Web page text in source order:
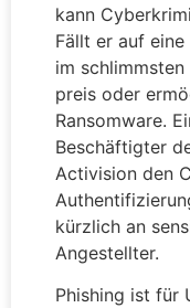
kann
Fällt er auf
im
preis oder
Ransomware.
Beschäftigter
Activision den
kürzlich an
Angestellter.
Phishing ist für